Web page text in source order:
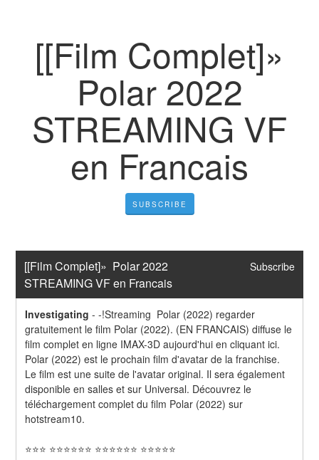
[[Film Complet]»
Polar 2022
STREAMING VF
en Francais
SUBSCRIBE
[[Film Complet]»  Polar 2022
STREAMING VF en Francais
Subscribe
Investigating --!Streaming  Polar (2022) regarder
gratuitement le film Polar (2022). (EN FRANCAIS) diffuse le
film complet en ligne IMAX-3D aujourd'hui en cliquant ici.
Polar (2022) est le prochain film d'avatar de la franchise.
Le film est une suite de l'avatar original. Il sera également
disponible en salles et sur Universal. Découvrez le
téléchargement complet du film Polar (2022) sur
hotstream10.
⭐⭐⭐ ⭐⭐⭐⭐⭐⭐ ⭐⭐⭐⭐⭐⭐ ⭐⭐⭐⭐⭐